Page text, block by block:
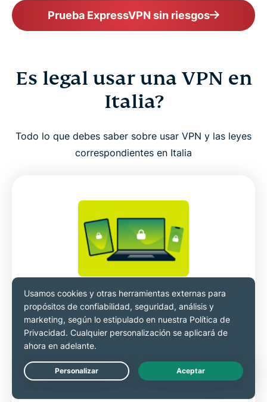
Prueba ExpressVPN sin riesgos
Es legal usar una VPN en
Italia?
Todo lo que debes saber sobre usar VPN y las leyes
correspondientes en Italia
Normativa en materia de VPN
Usar una VPN en Italia es completamente
legal. De hecho, se usan muchísimo para
proteger la privacidad y la seguridad online.
Sin embargo, las actividades ilegales siguenLive Chat